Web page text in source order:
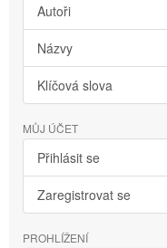
Autoři
Názvy
Klíčová slova
MŮJ ÚČET
Přihlásit se
Zaregistrovat se
PROHLÍŽENÍ